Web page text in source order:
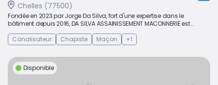
Chelles (77500)
Fondée en 2023 par Jorge Da Silva, fort d'une expertise dans le
bâtiment depuis 2016, DA SILVA ASSAINISSEMENT MACONNERIE est...
Canalisateur
Chapiste Maçon +1
Disponible